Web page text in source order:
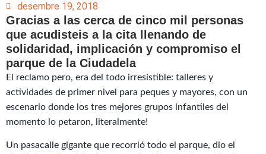
desembre 19, 2018
Gracias a las cerca de cinco mil personas
que acudisteis a la cita llenando de
solidaridad, implicación y compromiso el
parque de la Ciudadela
El reclamo pero, era del todo irresistible: talleres y
actividades de primer nivel para peques y mayores, con un
escenario donde los tres mejores grupos infantiles del
momento lo petaron, literalmente!
Un pasacalle gigante que recorrió todo el parque, dio el